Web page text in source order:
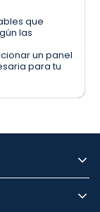
que
las
un panel
para tu